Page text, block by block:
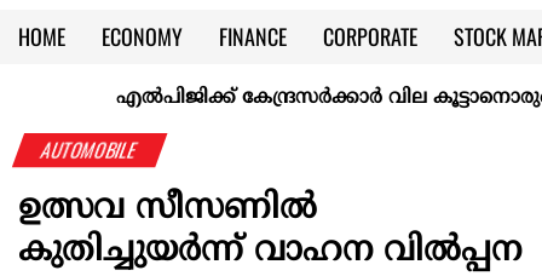
HOME ECONOMY FINANCE CORPORATE
STOCK
KERALA @70
എല്‍പിജിക്ക് കേന്ദ്രസർക്കാർ വില
AUTOMOBILE
ഉത്സവ സീസണില്‍
കുതിച്ചുയർന്ന് വാഹന വിൽപ്പന